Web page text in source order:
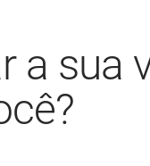
a sua